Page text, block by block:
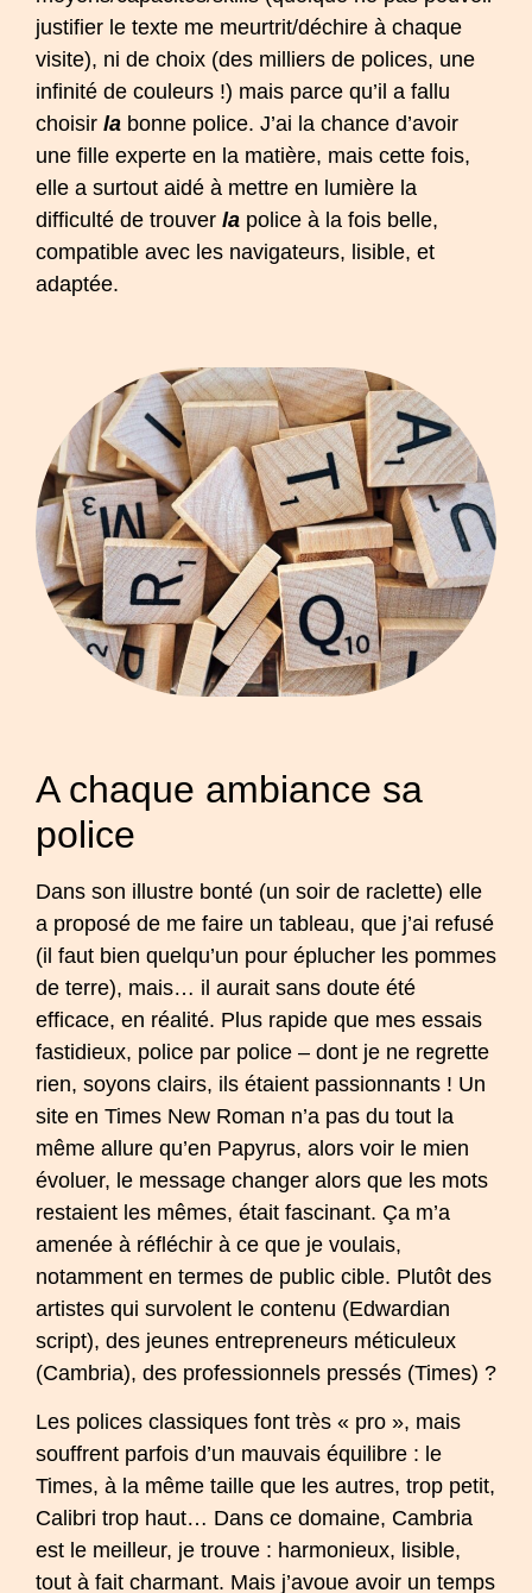
justifier le texte me meurtrit/déchire à chaque
visite), ni de choix (des milliers de polices, une
infinité de couleurs !) mais parce qu’il a fallu
choisir la bonne police. J’ai la chance d’avoir
une fille experte en la matière, mais cette fois,
elle a surtout aidé à mettre en lumière la
difficulté de trouver la police à la fois belle,
compatible avec les navigateurs, lisible, et
adaptée.
A chaque ambiance sa
police
Dans son illustre bonté (un soir de raclette) elle
a proposé de me faire un tableau, que j’ai refusé
(il faut bien quelqu’un pour éplucher les pommes
de terre), mais… il aurait sans doute été
efficace, en réalité. Plus rapide que mes essais
fastidieux, police par police – dont je ne regrette
rien, soyons clairs, ils étaient passionnants ! Un
site en Times New Roman n’a pas du tout la
même allure qu’en Papyrus, alors voir le mien
évoluer, le message changer alors que les mots
restaient les mêmes, était fascinant. Ça m’a
amenée à réfléchir à ce que je voulais,
notamment en termes de public cible. Plutôt des
artistes qui survolent le contenu (Edwardian
script), des jeunes entrepreneurs méticuleux
(Cambria), des professionnels pressés (Times) ?
Les polices classiques font très « pro », mais
souffrent parfois d’un mauvais équilibre : le
Times, à la même taille que les autres, trop petit,
Calibri trop haut… Dans ce domaine, Cambria
est le meilleur, je trouve : harmonieux, lisible,
tout à fait charmant. Mais j’avoue avoir un temps